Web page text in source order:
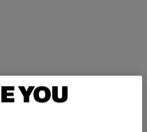
Baumwolle
YOU